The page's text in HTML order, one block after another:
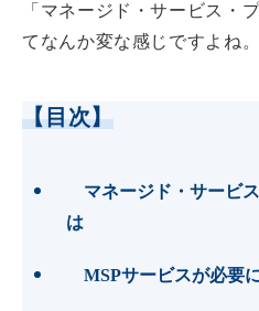
「マネージド・サービス・
てなんか変な感じですよね。
【目次】
マネージド・サービ
は
MSPサービスが必要